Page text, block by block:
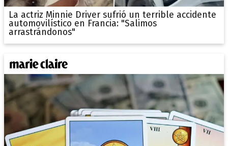
La actriz Minnie Driver sufrió un terrible accidente
automovilístico en Francia: "Salimos
arrastrándonos"